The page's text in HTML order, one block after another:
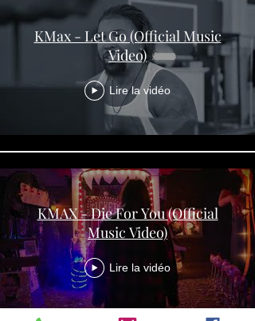
KMax - Let Go (Official Music
Video)
Lire la vidéo
KMAX - Die For You (Official
Music Video)
Lire la vidéo